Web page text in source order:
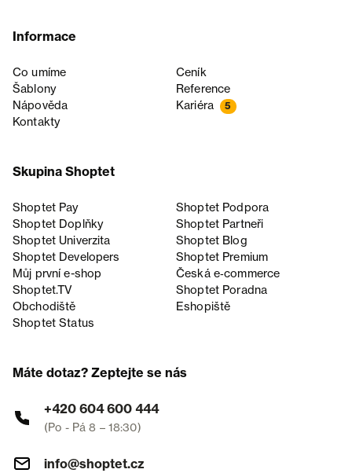
Informace
Co umíme
Ceník
Šablony
Reference
Nápověda
Kariéra 5
Kontakty
Skupina Shoptet
Shoptet Pay
Shoptet Podpora
Shoptet Doplňky
Shoptet Partneři
Shoptet Univerzita
Shoptet Blog
Shoptet Developers
Shoptet Premium
Můj první e-shop
Česká e‑commerce
Shoptet.TV
Shoptet Poradna
Obchodiště
Eshopiště
Shoptet Status
Máte dotaz? Zeptejte se nás
+420 604 600 444
(Po - Pá 8 – 18:30)
info@shoptet.cz